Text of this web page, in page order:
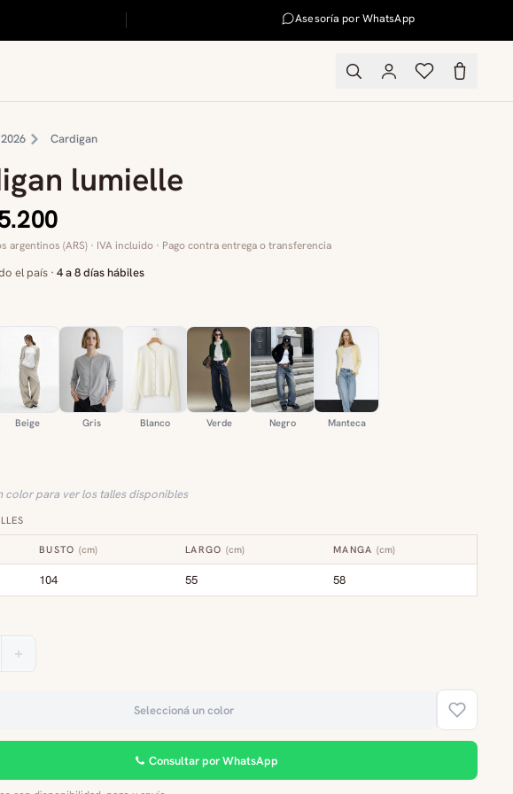
Asesoría por WhatsApp
Cardigan
lumielle
argentinos (ARS) · IVA incluido · Pago contra entrega o transferencia
el país · 4 a 8 días hábiles
Beige Gris Blanco Verde Negro Manteca
color para ver los talles disponibles
BUSTO (cm) LARGO (cm) MANGA (cm)
104 55 58
Seleccioná un color
Consultar por WhatsApp